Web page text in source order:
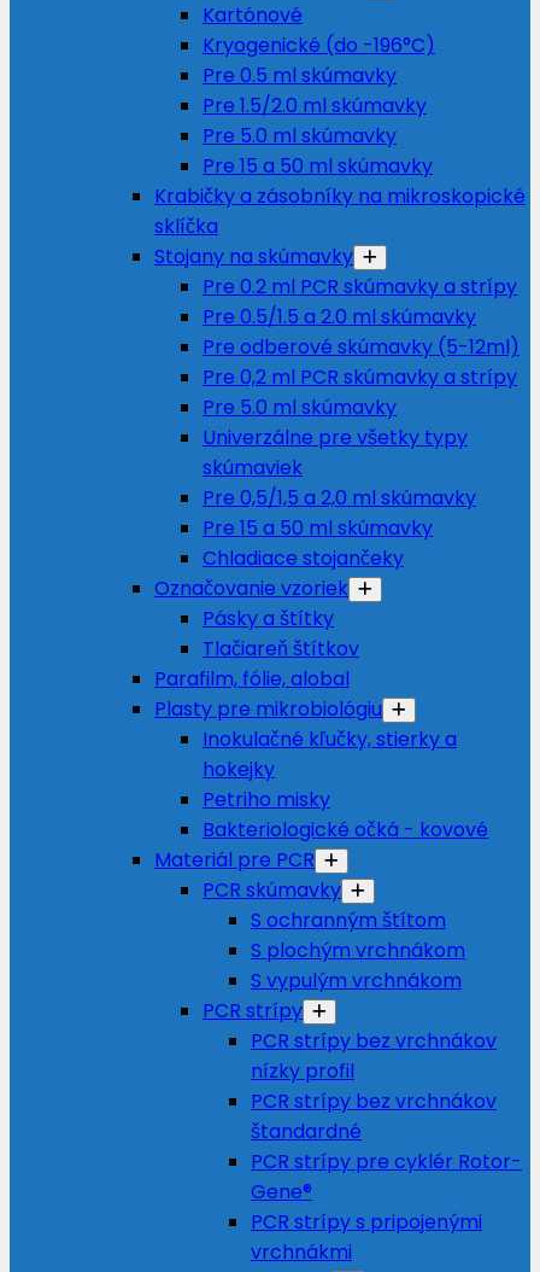
Kartónové
Kryogenické (do -196°C)
Pre 0.5 ml skúmavky
Pre 1.5/2.0 ml skúmavky
Pre 5.0 ml skúmavky
Pre 15 a 50 ml skúmavky
Krabičky a zásobníky na mikroskopické
sklíčka
Stojany na skúmavky
Pre 0.2 ml PCR skúmavky a strípy
Pre 0.5/1.5 a 2.0 ml skúmavky
Pre odberové skúmavky (5-12ml)
Pre 0,2 ml PCR skúmavky a strípy
Pre 5.0 ml skúmavky
Univerzálne pre všetky typy
skúmaviek
Pre 0,5/1,5 a 2,0 ml skúmavky
Pre 15 a 50 ml skúmavky
Chladiace stojančeky
Označovanie vzoriek
Pásky a štítky
Tlačiareň štítkov
Parafilm, fólie, alobal
Plasty pre mikrobiológiu
Inokulačné kľučky, stierky a
hokejky
Petriho misky
Bakteriologické očká - kovové
Materiál pre PCR
PCR skúmavky
S ochranným štítom
S plochým vrchnákom
S vypulým vrchnákom
PCR strípy
PCR strípy bez vrchnákov
nízky profil
PCR strípy bez vrchnákov
štandardné
PCR strípy pre cyklér Rotor-
Gene®
PCR strípy s pripojenými
vrchnákmi